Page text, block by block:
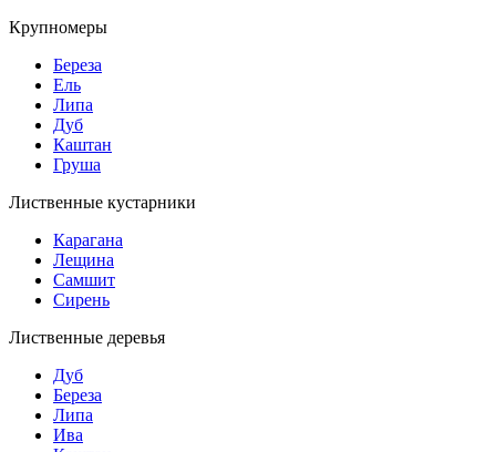
Крупномеры
Береза
Ель
Липа
Дуб
Каштан
Груша
Лиственные кустарники
Карагана
Лещина
Самшит
Сирень
Лиственные деревья
Дуб
Береза
Липа
Ива